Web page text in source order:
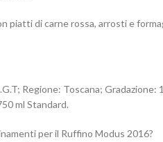
piatti di carne rossa, arrosti e
Regione: Toscana;
ml Standard.
per il Ruffino Modus 2016?